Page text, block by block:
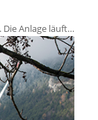
Anlage läuft…